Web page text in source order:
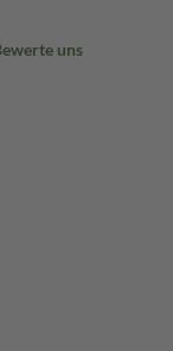
uns